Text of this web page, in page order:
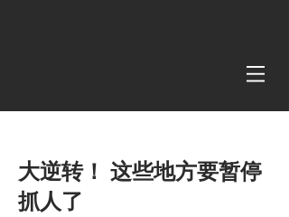
大逆转！ 这些地方要暂停
抓人了